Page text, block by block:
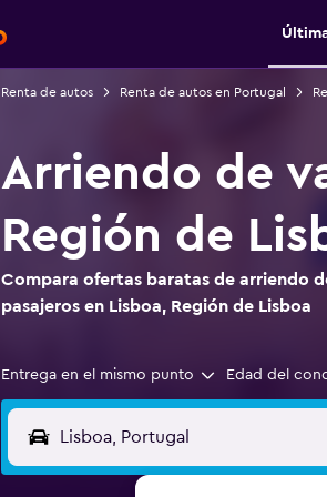
Renta de autos Renta de autos en Portugal
Arriendo de
Región de
Compara ofertas baratas de arriendo
pasajeros en Lisboa, Región de Lisboa
Entrega en el mismo punto Edad del